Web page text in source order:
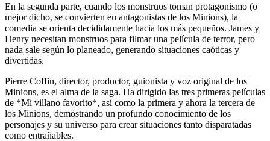
En la segunda parte, cuando los monstruos toman protagonismo (o
mejor dicho, se convierten en antagonistas de los Minions), la
comedia se orienta decididamente hacia los más pequeños. James y
Henry necesitan monstruos para filmar una película de terror, pero
nada sale según lo planeado, generando situaciones caóticas y
divertidas.
Pierre Coffin, director, productor, guionista y voz original de los
Minions, es el alma de la saga. Ha dirigido las tres primeras películas
de *Mi villano favorito*, así como la primera y ahora la tercera de
los Minions, demostrando un profundo conocimiento de los
personajes y su universo para crear situaciones tanto disparatadas
como entrañables.